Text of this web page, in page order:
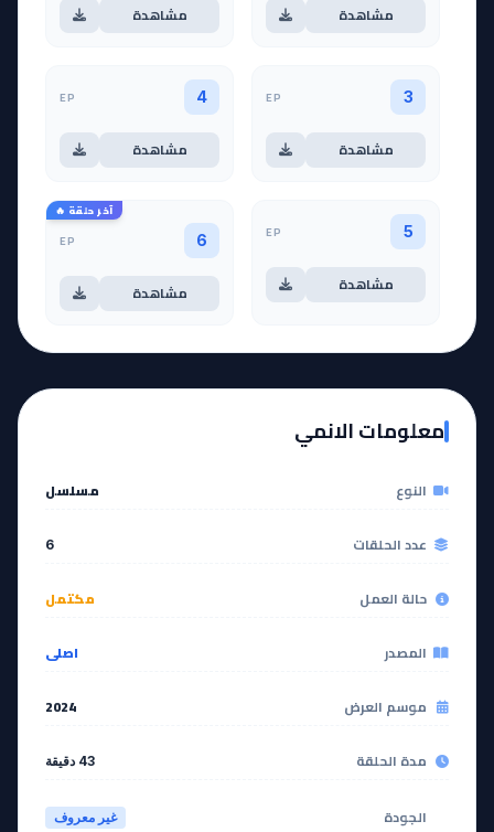
مشاهدة مشاهدة
3
EP
مشاهدة
4
EP
مشاهدة
5
EP
مشاهدة
آخر حلقة 🔥
6
EP
مشاهدة
معلومات الانمي
النوع مسلسل
عدد الحلقات 6
حالة العمل مكتمل
المصدر اصلي
موسم العرض 2024
مدة الحلقة 43 دقيقة
الجودة غير معروف